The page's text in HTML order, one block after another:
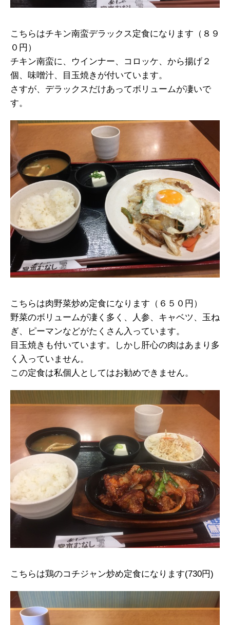
こちらはチキン南蛮デラックス定食になります（８９
０円）
チキン南蛮に、ウインナー、コロッケ、から揚げ２
個、味噌汁、目玉焼きが付いています。
さすが、デラックスだけあってボリュームが凄いで
す。
こちらは肉野菜炒め定食になります（６５０円）
野菜のボリュームが凄く多く、人参、キャベツ、玉ね
ぎ、ピーマンなどがたくさん入っています。
目玉焼きも付いています。しかし肝心の肉はあまり多
く入っていません。
この定食は私個人としてはお勧めできません。
こちらは鶏のコチジャン炒め定食になります(730円)